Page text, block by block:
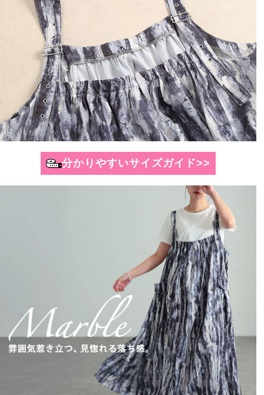
分かりやすいサイズガイド>>